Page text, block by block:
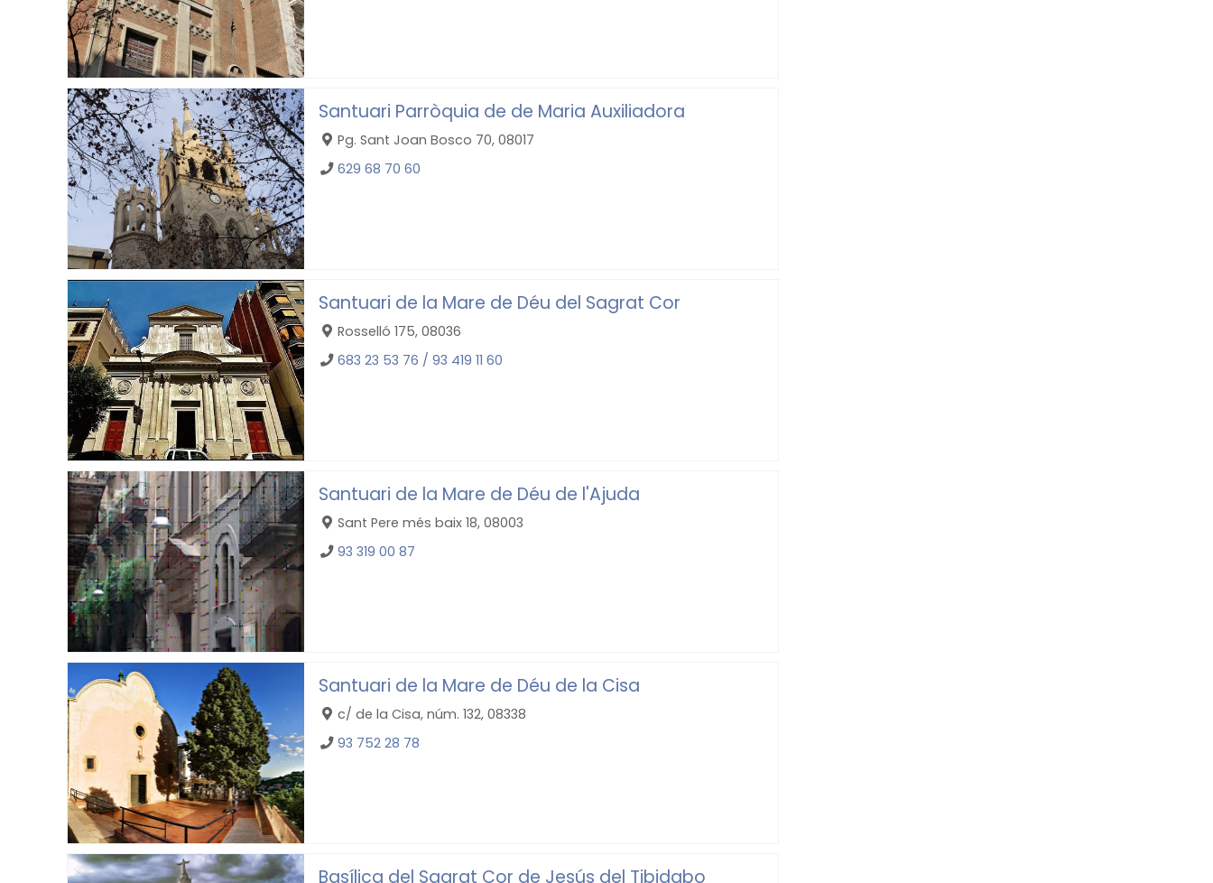
Santuari Parròquia de de Maria Auxiliadora
Pg. Sant Joan Bosco 70, 08017
629 68 70 60
Santuari de la Mare de Déu del Sagrat Cor
Rosselló 175, 08036
683 23 53 76 / 93 419 11 60
Santuari de la Mare de Déu de l'Ajuda
Sant Pere més baix 18, 08003
93 319 00 87
Santuari de la Mare de Déu de la Cisa
c/ de la Cisa, núm. 132, 08338
93 752 28 78
Basílica del Sagrat Cor de Jesús del Tibidabo